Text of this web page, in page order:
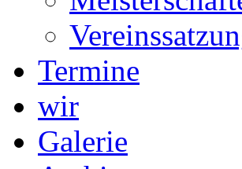
Termine
wir
Galerie